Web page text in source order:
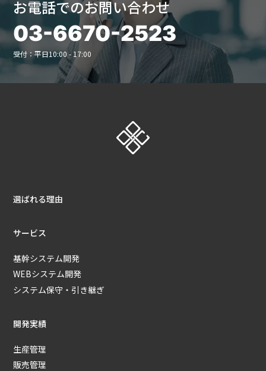
お電話でのお問い合わせ
03-6670-2523
受付：平日10:00 - 17:00
選ばれる理由
サービス
基幹システム開発
WEBシステム開発
システム保守・引き継ぎ
開発実績
生産管理
販売管理